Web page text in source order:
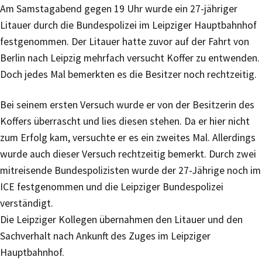
Am Samstagabend gegen 19 Uhr wurde ein 27-jähriger
Litauer durch die Bundespolizei im Leipziger Hauptbahnhof
festgenommen. Der Litauer hatte zuvor auf der Fahrt von
Berlin nach Leipzig mehrfach versucht Koffer zu entwenden.
Doch jedes Mal bemerkten es die Besitzer noch rechtzeitig.
Bei seinem ersten Versuch wurde er von der Besitzerin des
Koffers überrascht und lies diesen stehen. Da er hier nicht
zum Erfolg kam, versuchte er es ein zweites Mal. Allerdings
wurde auch dieser Versuch rechtzeitig bemerkt. Durch zwei
mitreisende Bundespolizisten wurde der 27-Jährige noch im
ICE festgenommen und die Leipziger Bundespolizei
verständigt.
Die Leipziger Kollegen übernahmen den Litauer und den
Sachverhalt nach Ankunft des Zuges im Leipziger
Hauptbahnhof.